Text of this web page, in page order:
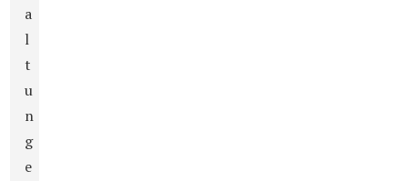
a
l
t
u
n
g
e